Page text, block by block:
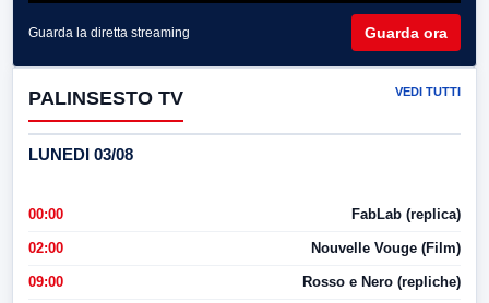
Guarda la diretta streaming Guarda ora
PALINSESTO TV VEDI TUTTI
LUNEDI 03/08
00:00 FabLab (replica)
02:00 Nouvelle Vouge (Film)
09:00 Rosso e Nero (repliche)